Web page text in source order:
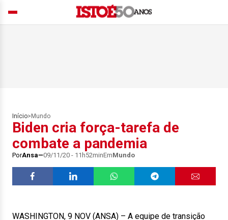
Início> Mundo
Biden cria força-tarefa de
combate a pandemia
PorAnsa 09/11/20 - 11h52minEmMundo
WASHINGTON, 9 NOV (ANSA) – A equipe de transição